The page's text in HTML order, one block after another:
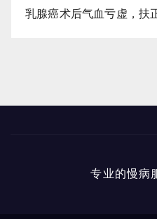
乳腺癌术后气血亏虚，扶
专业的慢病